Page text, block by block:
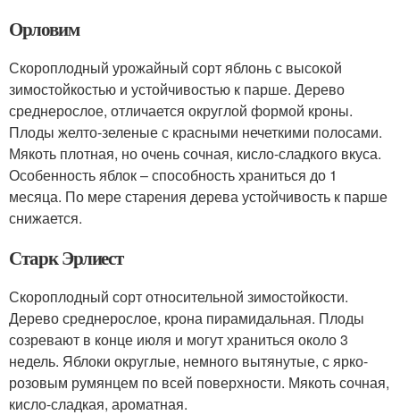
Орловим
Скороплодный урожайный сорт яблонь с высокой
зимостойкостью и устойчивостью к парше. Дерево
среднерослое, отличается округлой формой кроны.
Плоды желто-зеленые с красными нечеткими полосами.
Мякоть плотная, но очень сочная, кисло-сладкого вкуса.
Особенность яблок – способность храниться до 1
месяца. По мере старения дерева устойчивость к парше
снижается.
Старк Эрлиест
Скороплодный сорт относительной зимостойкости.
Дерево среднерослое, крона пирамидальная. Плоды
созревают в конце июля и могут храниться около 3
недель. Яблоки округлые, немного вытянутые, с ярко-
розовым румянцем по всей поверхности. Мякоть сочная,
кисло-сладкая, ароматная.